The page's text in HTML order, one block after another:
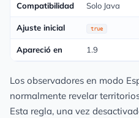
Compatibilidad Solo Java
Ajuste inicial true
Apareció en 1.9
Los observadores en modo
normalmente revelar
Esta regla, una vez